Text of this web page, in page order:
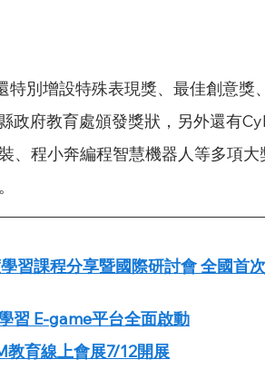
政府教育處頒發獎狀，另外還有
、程小奔編程智慧機器人等多項
習課程分享暨國際研討會 全國首
習 E-game平台全面啟動
育線上會展7/12開展